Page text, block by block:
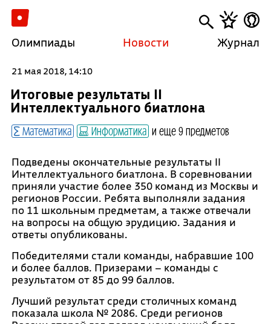
Олимпиады Новости Журнал
21 мая 2018, 14:10
Итоговые результаты II
Интеллектуального биатлона
Математика Информатика и еще 9 предметов
Подведены окончательные результаты II
Интеллектуального биатлона. В соревновании
приняли участие более 350 команд из Москвы и
регионов России. Ребята выполняли задания
по 11 школьным предметам, а также отвечали
на вопросы на общую эрудицию. Задания и
ответы опубликованы.
Победителями стали команды, набравшие 100
и более баллов. Призерами – команды с
результатом от 85 до 99 баллов.
Лучший результат среди столичных команд
показала школа № 2086. Среди регионов